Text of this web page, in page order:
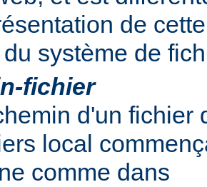
de
système de
fichier
d'un fichier
local
comme dans